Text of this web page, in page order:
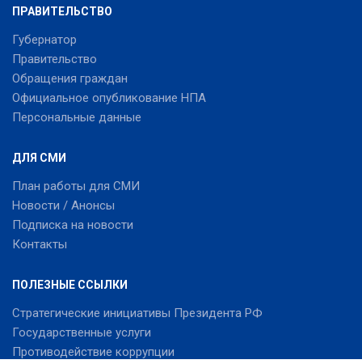
ПРАВИТЕЛЬСТВО
Губернатор
Правительство
Обращения граждан
Официальное опубликование НПА
Персональные данные
ДЛЯ СМИ
План работы для СМИ
Новости / Анонсы
Подписка на новости
Контакты
ПОЛЕЗНЫЕ ССЫЛКИ
Стратегические инициативы Президента РФ
Государственные услуги
Противодействие коррупции